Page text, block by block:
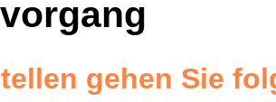
gehen Sie